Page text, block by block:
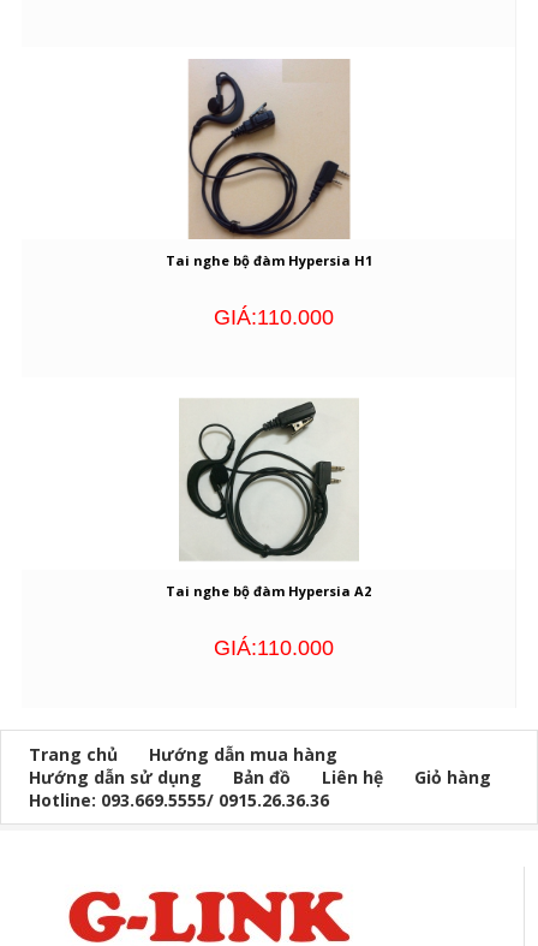
Tai nghe bộ đàm Hypersia H1
GIÁ:110.000
Tai nghe bộ đàm Hypersia A2
GIÁ:110.000
Trang chủ
Hướng dẫn mua hàng
Hướng dẫn sử dụng
Bản đồ Liên hệ
Giỏ hàng
Hotline: 093.669.5555/ 0915.26.36.36